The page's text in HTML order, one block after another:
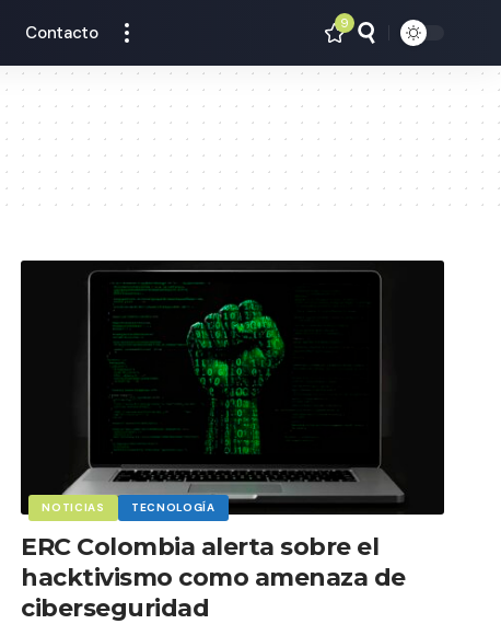
Contacto 9
NOTICIAS TECNOLOGÍA
ERC Colombia alerta sobre el
hacktivismo como amenaza de
ciberseguridad